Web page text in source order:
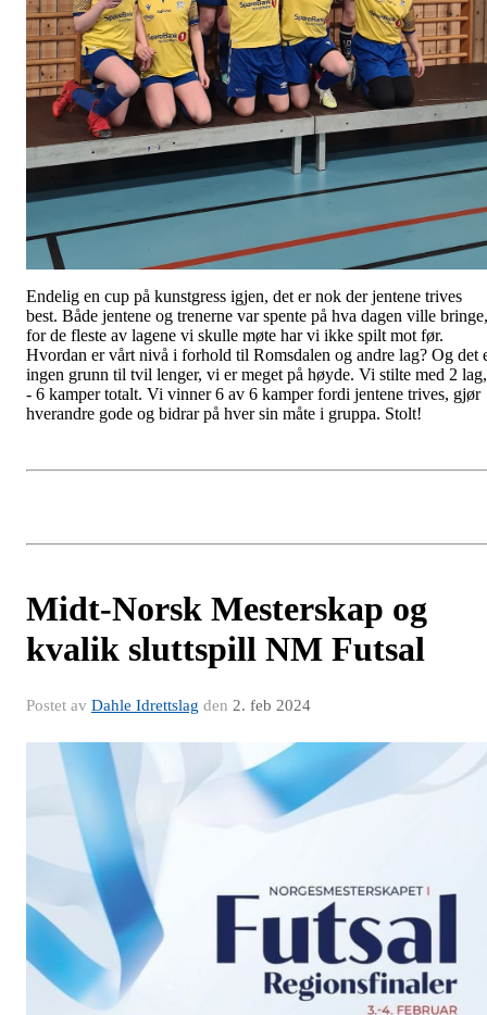
Endelig en cup på kunstgress igjen, det er nok der jentene trives
best. Både jentene og trenerne var spente på hva dagen ville bringe,
for de fleste av lagene vi skulle møte har vi ikke spilt mot før.
Hvordan er vårt nivå i forhold til Romsdalen og andre lag? Og det
ingen grunn til tvil lenger, vi er meget på høyde. Vi stilte med 2 lag,
- 6 kamper totalt. Vi vinner 6 av 6 kamper fordi jentene trives, gjør
hverandre gode og bidrar på hver sin måte i gruppa. Stolt!
Midt-Norsk Mesterskap og
kvalik sluttspill NM Futsal
Postet av Dahle Idrettslag den 2. feb 2024